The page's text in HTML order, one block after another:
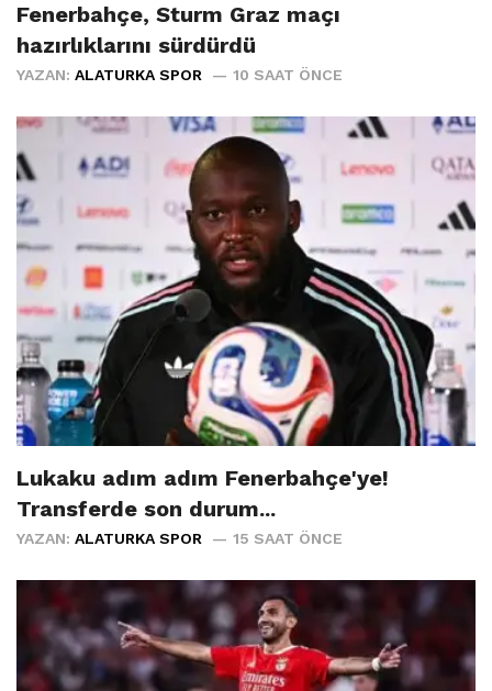
Fenerbahçe, Sturm Graz maçı
hazırlıklarını sürdürdü
YAZAN: ALATURKA SPOR 10 SAAT ÖNCE
Lukaku adım adım Fenerbahçe'ye!
Transferde son durum...
YAZAN: ALATURKA SPOR 15 SAAT ÖNCE